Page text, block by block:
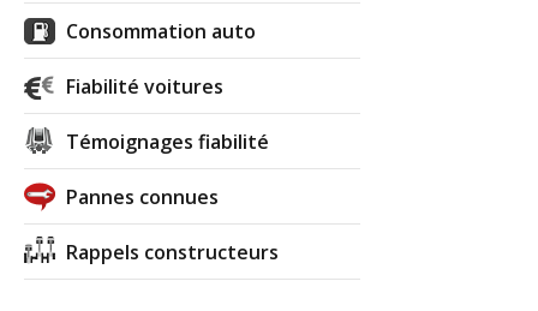
Consommation auto
Fiabilité voitures
Témoignages fiabilité
Pannes connues
Rappels constructeurs